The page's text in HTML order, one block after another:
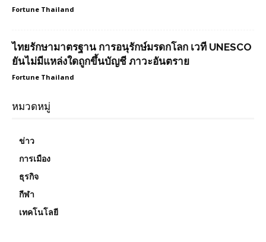
Fortune Thailand
ไทยรักษามาตรฐาน การอนุรักษ์มรดกโลก เวที UNESCO
ยันไม่มีแหล่งใดถูกขึ้นบัญชี ภาวะอันตราย
Fortune Thailand
หมวดหมู่
ข่าว
การเมือง
ธุรกิจ
กีฬา
เทคโนโลยี